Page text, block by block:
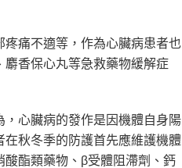
痛不適等，作為心臟病患者也
香保心丸等急救藥物緩解症
，心臟病的發作是因機體自身陽
秋冬季的防護首先應維護機體
酯類藥物、β受體阻滯劑、鈣